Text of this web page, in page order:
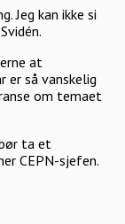
Jeg kan ikke si
at
så vanskelig
om temaet
ta et
CEPN-sjefen.